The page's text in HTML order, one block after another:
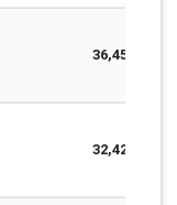
36,452,908
32,421,797